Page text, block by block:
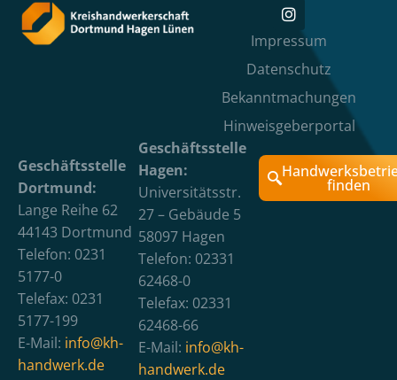
Impressum
Datenschutz
Bekanntmachungen
Hinweisgeberportal
Geschäftsstelle
Dortmund:
Lange Reihe 62
44143 Dortmund
Telefon: 0231
5177-0
Telefax: 0231
5177-199
E-Mail: info@kh-
handwerk.de
Geschäftsstelle
Hagen:
Universitätsstr.
27 – Gebäude 5
58097 Hagen
Telefon: 02331
62468-0
Telefax: 02331
62468-66
E-Mail: info@kh-
handwerk.de
finden